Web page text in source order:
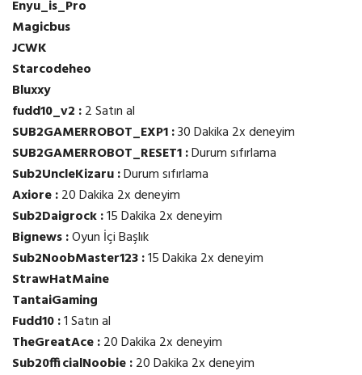
Enyu_is_Pro
Magicbus
JCWK
Starcodeheo
Bluxxy
fudd10_v2 :2 Satın al
SUB2GAMERROBOT_EXP1 :30 Dakika 2x deneyim
SUB2GAMERROBOT_RESET1 :Durum sıfırlama
Sub2UncleKizaru :Durum sıfırlama
Axiore :20 Dakika 2x deneyim
Sub2Daigrock :15 Dakika 2x deneyim
Bignews :Oyun İçi Başlık
Sub2NoobMaster123 :15 Dakika 2x deneyim
StrawHatMaine
TantaiGaming
Fudd10 :1 Satın al
TheGreatAce :20 Dakika 2x deneyim
Sub20fficialNoobie :20 Dakika 2x deneyim